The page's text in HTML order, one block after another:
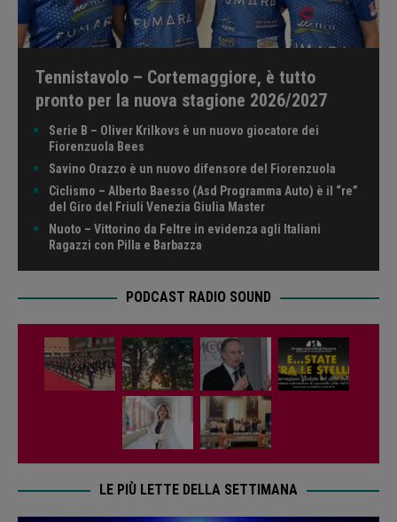
Tennistavolo – Cortemaggiore, è tutto
pronto per la nuova stagione 2026/2027
Serie B – Oliver Krilkovs è un nuovo giocatore dei
Fiorenzuola Bees
Savino Orazzo è un nuovo difensore del Fiorenzuola
Ciclismo – Alberto Baesso (Asd Programma Auto) è il “re”
del Giro del Friuli Venezia Giulia Master
Nuoto – Vittorino da Feltre in evidenza agli Italiani
Ragazzi con Pilla e Barbazza
PODCAST RADIO SOUND
LE PIÙ LETTE DELLA SETTIMANA